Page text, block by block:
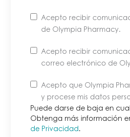
Acepto recibir
de Olympia Pharmacy.
Acepto recibir
correo electrónico de
Puede
darse
de
baja
en
Acepto que Olympia
y procese mis datos
Puede darse de baja en
Obtenga más información
de Privacidad.